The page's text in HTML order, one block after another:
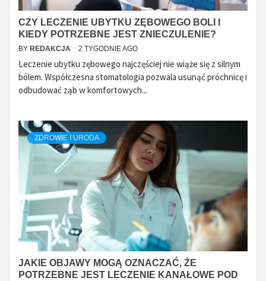
CZY LECZENIE UBYTKU ZĘBOWEGO BOLI I
KIEDY POTRZEBNE JEST ZNIECZULENIE?
BY REDAKCJA 2 TYGODNIE AGO
Leczenie ubytku zębowego najczęściej nie wiąże się z silnym
bólem. Współczesna stomatologia pozwala usunąć próchnicę i
odbudować ząb w komfortowych...
ZDROWIE I URODA
JAKIE OBJAWY MOGĄ OZNACZAĆ, ŻE
POTRZEBNE JEST LECZENIE KANAŁOWE POD